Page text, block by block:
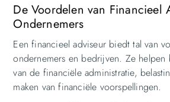
De Voordelen van Financieel
Ondernemers
Een financieel adviseur biedt tal van
ondernemers en bedrijven. Ze helpen
van de financiële administratie,
maken van financiële voorspellingen.